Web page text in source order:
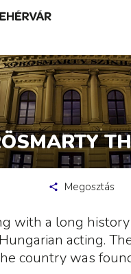
Megosztás
with a long history
acting.
country was